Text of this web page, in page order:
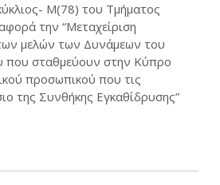
Μ(78) του Τμήματος
την “Μεταχείριση
μελών των Δυνάμεων του
που σταθμεύουν στην Κύπρο
προσωπικού που τις
της Συνθήκης Εγκαθίδρυσης”